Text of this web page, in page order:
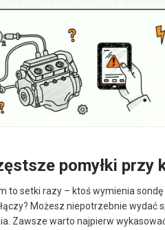
pomyłki przy
to setki razy – ktoś wymienia
Możesz niepotrzebnie wydać
Zawsze warto najpierw